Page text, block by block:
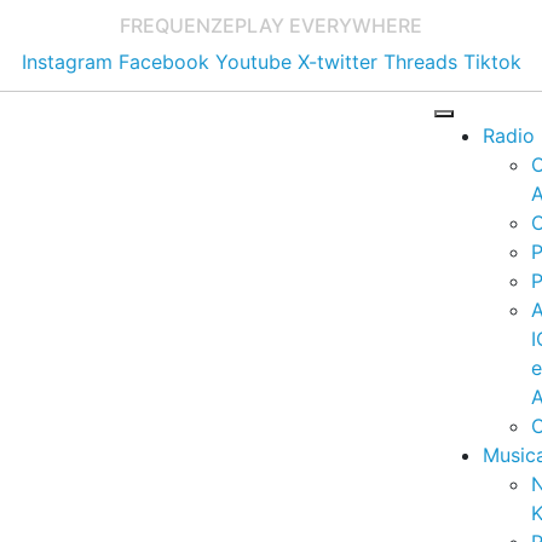
FREQUENZEPLAY EVERYWHERE
Instagram Facebook Youtube X-twitter Threads Tiktok
Radio
e